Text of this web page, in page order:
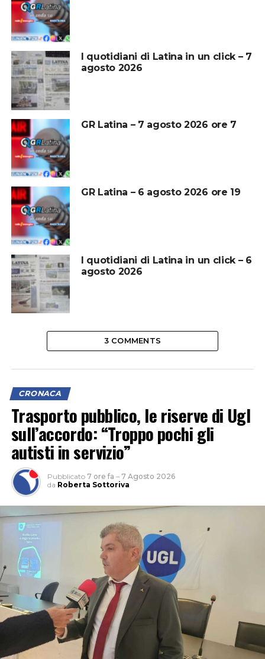
I quotidiani di Latina in un click – 7
agosto 2026
GR Latina – 7 agosto 2026 ore 7
GR Latina – 6 agosto 2026 ore 19
I quotidiani di Latina in un click – 6
agosto 2026
3 COMMENTS
CRONACA
Trasporto pubblico, le riserve di Ugl
sull’accordo: “Troppo pochi gli
autisti in servizio”
Pubblicato 7 ore fa – 7 Agosto 2026
da Roberta Sottoriva